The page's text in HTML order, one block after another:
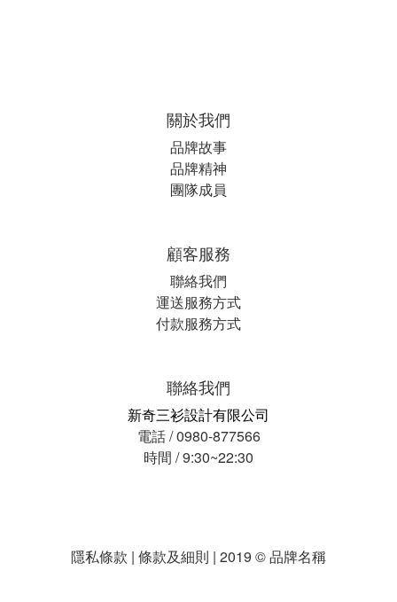
關於我們
品牌故事
品牌精神
團隊成員
顧客服務
聯絡我們
運送服務方式
付款服務方式
聯絡我們
新奇三衫設計有限公司
電話 / 0980-877566
時間 / 9:30~22:30
隱私條款 | 條款及細則 | 2019 © 品牌名稱